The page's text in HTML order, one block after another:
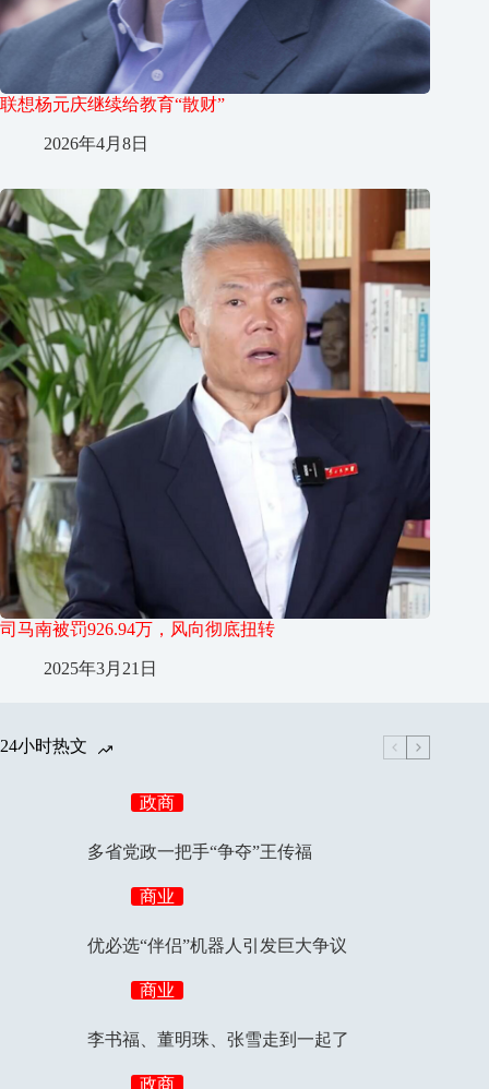
联想杨元庆继续给教育“散财”
2026年4月8日
司马南被罚926.94万，风向彻底扭转
2025年3月21日
24小时热文
政商
多省党政一把手“争夺”王传福
商业
优必选“伴侣”机器人引发巨大争议
商业
李书福、董明珠、张雪走到一起了
政商